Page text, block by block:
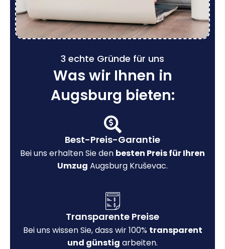
3 echte Gründe für uns
Was wir Ihnen in
Augsburg bieten:
Best-Preis-Garantie
Bei uns erhalten Sie den besten Preis für Ihren
Umzug Augsburg Kruševac.
Transparente Preise
Bei uns wissen Sie, dass wir 100% transparent
und günstig arbeiten.